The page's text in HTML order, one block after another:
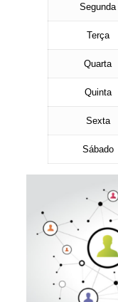
Segunda
Terça
Quarta
Quinta
Sexta
Sábado